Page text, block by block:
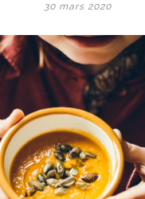
30 mars 2020